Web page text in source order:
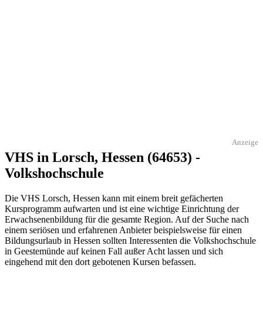
Anzeige
VHS in Lorsch, Hessen (64653) -
Volkshochschule
Die VHS Lorsch, Hessen kann mit einem breit gefächerten
Kursprogramm aufwarten und ist eine wichtige Einrichtung der
Erwachsenenbildung für die gesamte Region. Auf der Suche nach
einem seriösen und erfahrenen Anbieter beispielsweise für einen
Bildungsurlaub in Hessen sollten Interessenten die Volkshochschule
in Geestemünde auf keinen Fall außer Acht lassen und sich
eingehend mit den dort gebotenen Kursen befassen.